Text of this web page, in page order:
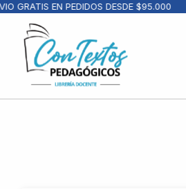
EN PEDIDOS DESDE $95.000